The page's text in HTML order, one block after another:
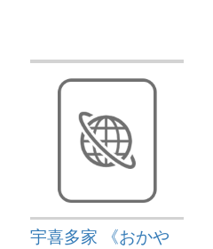
宇喜多家 《おかや